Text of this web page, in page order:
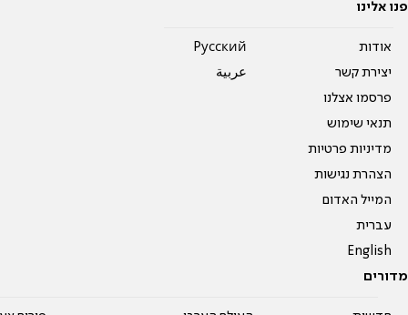
פנו אלינו
אודות
יצירת קשר
פרסמו אצלנו
תנאי שימוש
מדיניות פרטיות
הצהרת נגישות
המייל האדום
עברית
English
Pусский
عربية
מדורים